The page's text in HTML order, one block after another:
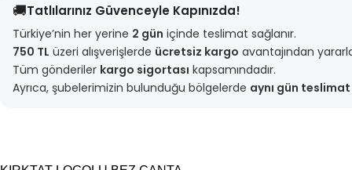
🚚Tatlılarınız Güvenceyle Kapınızda!
Türkiye’nin her yerine 2 gün içinde teslimat sağlanır.
750 TL üzeri alışverişlerde ücretsiz kargo avantajından
Tüm gönderiler kargo sigortası kapsamındadır.
Ayrıca, şubelerimizin bulunduğu bölgelerde aynı gün teslimat